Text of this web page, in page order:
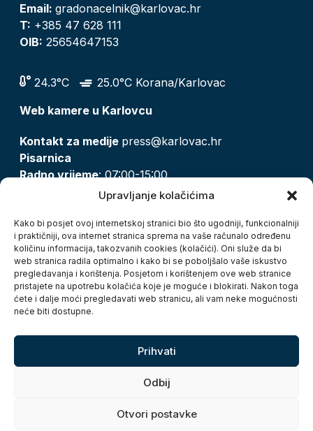
Upravljanje kolačićima
Kako bi posjet ovoj internetskoj stranici bio što ugodniji, funkcionalniji
i praktičniji, ova internet stranica sprema na vaše računalo određenu
količinu informacija, takozvanih cookies (kolačići). Oni služe da bi
web stranica radila optimalno i kako bi se poboljšalo vaše iskustvo
pregledavanja i korištenja. Posjetom i korištenjem ove web stranice
pristajete na upotrebu kolačića koje je moguće i blokirati. Nakon toga
ćete i dalje moći pregledavati web stranicu, ali vam neke mogućnosti
neće biti dostupne.
Prihvati
Odbij
Otvori postavke
Email: gradonacelnik@karlovac.hr
T: +385 47 628 111
OIB: 25654647153
24.3°C
25.0°C Korana/Karlovac
Web kamere u Karlovcu
Kontakt za medije press@karlovac.hr
Pisarnica
Radno vrijeme: 07:00-15:00
pisarnica@karlovac.hr
Zaštita osobnih podataka
Pristup informacijama
Kolačići
Izjava o pristupačnosti
Turistička zajednica grada Karlovca